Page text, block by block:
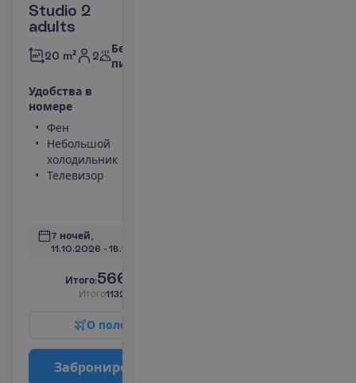
Studio 2
adults
20 m² 2
Без
питания
Удобства в
номере
Фен
Небольшой
холодильник
Телевизор
7 ночей,
11.10.2026 - 18.10.2026
Итого:566.00
Итого1132.00
О поле
Заброниро